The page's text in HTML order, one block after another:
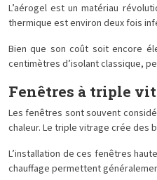
L’aérogel est un matériau
thermique est environ deux fois
Bien que son coût soit encore
centimètres d’isolant classique,
Fenêtres à triple
Les fenêtres sont souvent
chaleur. Le triple vitrage crée des
L’installation de ces fenêtres
chauffage permettent